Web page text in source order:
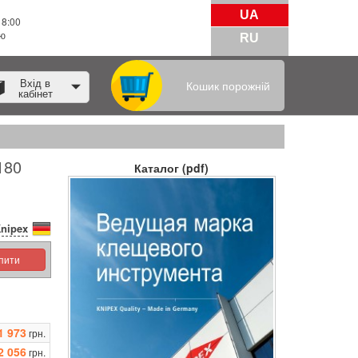
UA
RU
Вхід в
кабінет Кошик порожній
973грн.
056грн.
Каталог (pdf)